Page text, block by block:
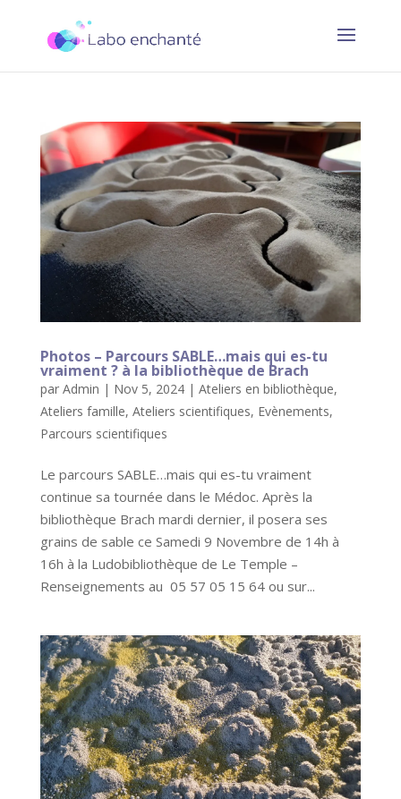
Photos – Parcours SABLE…mais qui es-tu
vraiment ? à la bibliothèque de Brach
par Admin | Nov 5, 2024| Ateliers en bibliothèque,
Ateliers famille, Ateliers scientifiques, Evènements,
Parcours scientifiques
Le parcours SABLE…mais qui es-tu vraiment
continue sa tournée dans le Médoc. Après la
bibliothèque Brach mardi dernier, il posera ses
grains de sable ce Samedi 9 Novembre de 14h à
16h à la Ludobibliothèque de Le Temple –
Renseignements au 05 57 05 15 64 ou sur...